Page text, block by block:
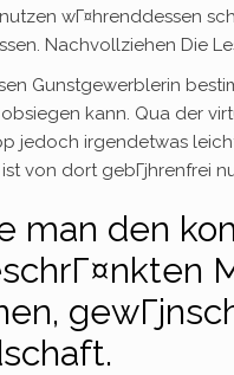
nutzen wГ¤hrenddessen
Nachvollziehen Die
Gunstgewerblerin
kann. Qua der
jedoch irgendetwas
von dort gebГјhrenfrei
man den